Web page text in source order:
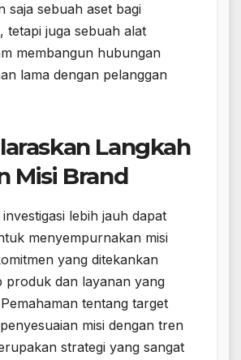
saja sebuah aset bagi
tetapi juga sebuah alat
membangun hubungan
lama dengan pelanggan
Langkah
Misi Brand
lebih jauh dapat
menyempurnakan misi
yang ditekankan
produk dan layanan yang
tentang target
misi dengan tren
strategi yang sangat